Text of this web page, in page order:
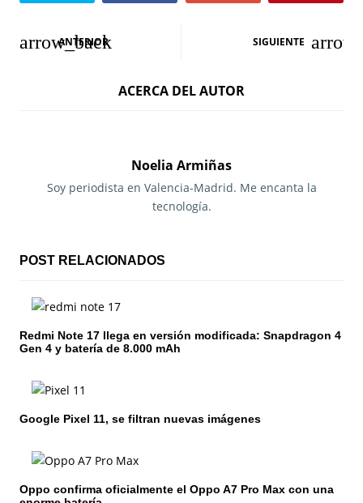
N
i
n
d
e
e
ANTERIOR SIGUIENTE
ACERCA DEL AUTOR
Noelia Armiñas
Soy periodista en Valencia-Madrid. Me encanta la
tecnología.
POST RELACIONADOS
Redmi Note 17 llega en versión modificada: Snapdragon 4
Gen 4 y batería de 8.000 mAh
Google Pixel 11, se filtran nuevas imágenes
Oppo confirma oficialmente el Oppo A7 Pro Max con una